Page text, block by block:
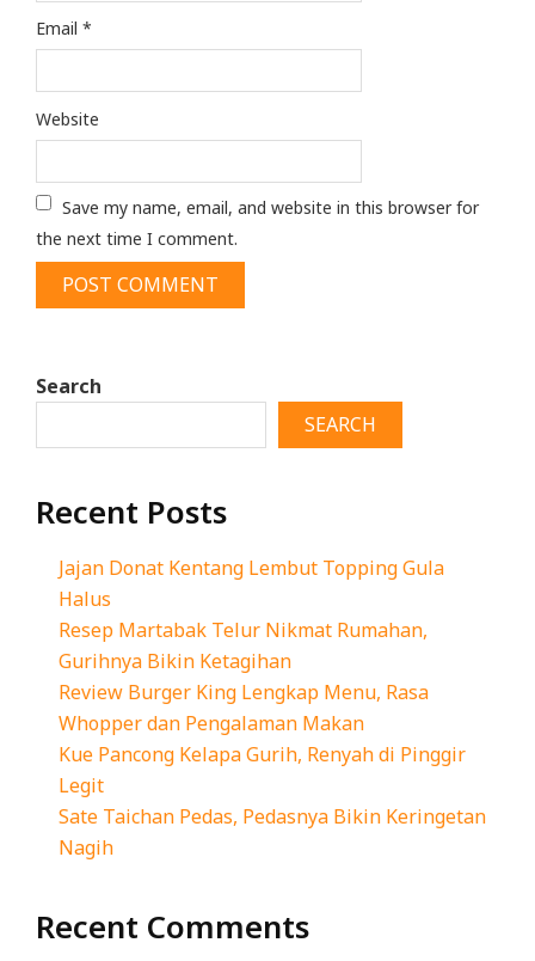
Email *
Website
Save my name, email, and website in this browser for
the next time I comment.
Search
SEARCH
Recent Posts
Jajan Donat Kentang Lembut Topping Gula
Halus
Resep Martabak Telur Nikmat Rumahan,
Gurihnya Bikin Ketagihan
Review Burger King Lengkap Menu, Rasa
Whopper dan Pengalaman Makan
Kue Pancong Kelapa Gurih, Renyah di Pinggir
Legit
Sate Taichan Pedas, Pedasnya Bikin Keringetan
Nagih
Recent Comments